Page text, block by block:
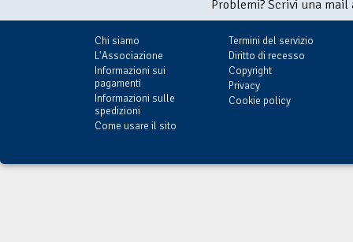
Problemi? Scrivi una
Chi siamo
L'Associazione
Informazioni sui
pagamenti
Informazioni sulle
spedizioni
Come usare il sito
Termini del servizio
Diritto di recesso
Copyright
Privacy
Cookie policy